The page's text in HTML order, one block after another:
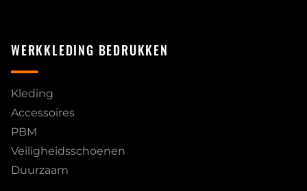
WERKKLEDING BEDRUKKEN
Kleding
Accessoires
PBM
Veiligheidsschoenen
Duurzaam